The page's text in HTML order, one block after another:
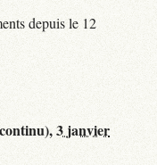
depuis le 12
3 janvier